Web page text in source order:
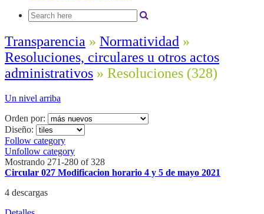
Transparencia » Normatividad »
Resoluciones, circulares u otros actos
administrativos » Resoluciones (328)
Un nivel arriba
Orden por:
Diseño:
Follow category
Unfollow category
Mostrando 271-280 of 328
Circular 027 Modificacion horario 4 y 5 de mayo 2021
4 descargas